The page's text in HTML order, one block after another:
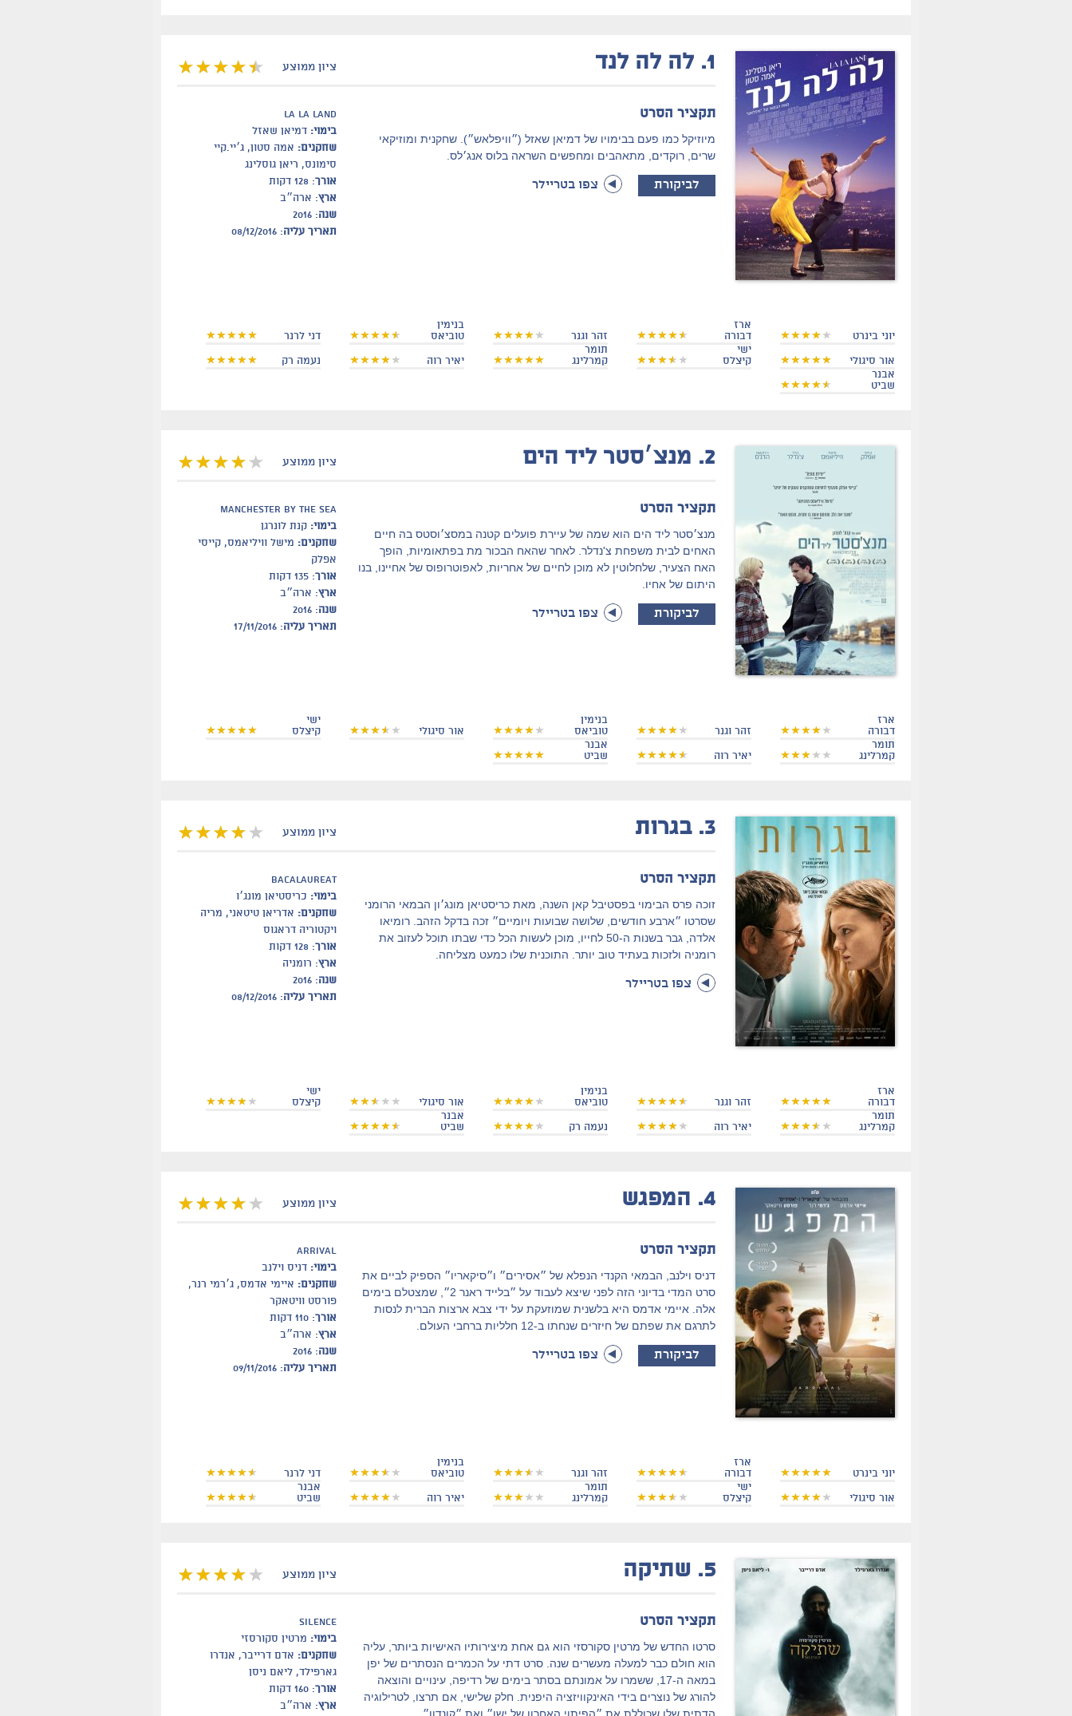
ציון ממוצע 1. לה לה לנד
la la land
בימוי: דמיאן שאזל
שחקנים: אמה סטון, ג׳יי.קיי
סימונס, ריאן גוסלינג
אורך: 128 דקות
ארץ: ארה״ב
שנה: 2016
תאריך עליה: 08/12/2016
תקציר הסרט
מיוזיקל כמו פעם בבימויו של דמיאן שאזל (״וויפלאש״). שחקנית ומוזיקאי
שרים, רוקדים, מתאהבים ומחפשים השראה בלוס אנג׳לס.
לביקורת צפו בטריילר
יוני בינרט
ארז
דבורה
זהר וגנר
בנימין
טוביאס
דני לרנר
אור סיגולי
ישי
קיצלס
תומר
קמרלינג
יאיר רוה
נעמה רק
אבנר
שביט
ציון ממוצע 2. מנצ׳סטר ליד הים
Manchester by the sea
בימוי: קנת לונרגן
שחקנים: מישל וויליאמס, קייסי
אפלק
אורך: 135 דקות
ארץ: ארה״ב
שנה: 2016
תאריך עליה: 17/11/2016
תקציר הסרט
מנצ׳סטר ליד הים הוא שמה של עיירת פועלים קטנה במסצ׳וסטס בה חיים
האחים לבית משפחת צ'נדלר. לאחר שהאח הבכור מת בפתאומיות, הופך
האח הצעיר, שלחלוטין לא מוכן לחיים של אחריות, לאפוטרופוס של אחיינו, בנו
היתום של אחיו.
לביקורת צפו בטריילר
ארז
דבורה
זהר וגנר
בנימין
טוביאס
אור סיגולי
ישי
קיצלס
תומר
קמרלינג
יאיר רוה
אבנר
שביט
ציון ממוצע 3. בגרות
Bacalaureat
בימוי: כריסטיאן מונג׳ו
שחקנים: אדריאן טיטאני, מריה
ויקטוריה דראגוס
אורך: 128 דקות
ארץ: רומניה
שנה: 2016
תאריך עליה: 08/12/2016
תקציר הסרט
זוכה פרס הבימוי בפסטיבל קאן השנה, מאת כריסטיאן מונג׳ון הבמאי הרומני
שסרטו ״ארבע חודשים, שלושה שבועות ויומיים״ זכה בדקל הזהב. רומיאו
אלדה, גבר בשנות ה-50 לחייו, מוכן לעשות הכל כדי שבתו תוכל לעזוב את
רומניה ולזכות בעתיד טוב יותר. התוכנית שלו כמעט מצליחה.
צפו בטריילר
ארז
דבורה
זהר וגנר
בנימין
טוביאס
אור סיגולי
ישי
קיצלס
תומר
קמרלינג
יאיר רוה נעמה רק
אבנר
שביט
ציון ממוצע 4. המפגש
arrival
בימוי: דניס וילנב
שחקנים: איימי אדמס, ג׳רמי רנר,
פורסט וויטאקר
אורך: 110 דקות
ארץ: ארה״ב
שנה: 2016
תאריך עליה: 09/11/2016
תקציר הסרט
דניס וילנב, הבמאי הקנדי הנפלא של ״אסירים״ ו״סיקאריו״ הספיק לביים את
סרט המדי בדיוני הזה לפני שיצא לעבוד על ״בלייד ראנר 2״, שמצטלם בימים
אלה. איימי אדמס היא בלשנית שמוזעקת על ידי צבא ארצות הברית לנסות
לתרגם את שפתם של חיזרים שנחתו ב-12 חלליות ברחבי העולם.
לביקורת צפו בטריילר
יוני בינרט
ארז
דבורה
זהר וגנר
בנימין
טוביאס
דני לרנר
אור סיגולי
ישי
קיצלס
תומר
קמרלינג
יאיר רוה
אבנר
שביט
ציון ממוצע 5. שתיקה
silence
בימוי: מרטין סקורסזי
שחקנים: אדם דרייבר, אנדרו
גארפילד, ליאם ניסן
אורך: 160 דקות
ארץ: ארה״ב
תקציר הסרט
סרטו החדש של מרטין סקורסזי הוא גם אחת מיצירותיו האישיות ביותר, עליה
הוא חולם כבר למעלה מעשרים שנה. סרט דתי על הכמרים הנסתרים של יפן
במאה ה-17, ששמרו על אמונתם בסתר בימים של רדיפה, עינויים והוצאה
להורג של נוצרים בידי האינקוויזציה היפנית. חלק שלישי, אם תרצו, לטרילוגיה